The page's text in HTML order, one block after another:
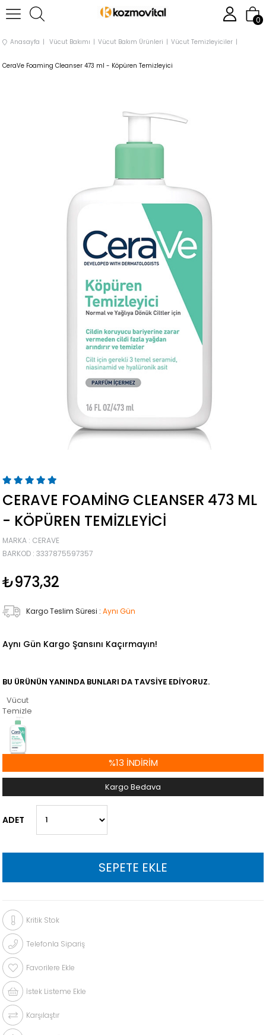
0
Anasayfa Vücut Bakımı Vücut Bakım Ürünleri Vücut Temizleyiciler
CeraVe Foaming Cleanser 473 ml - Köpüren Temizleyici
CERAVE FOAMING CLEANSER 473 ML
- KÖPÜREN TEMIZLEYICI
MARKA : CERAVE
BARKOD : 3337875597357
₺973,32
Kargo Teslim Süresi : Aynı Gün
Aynı Gün Kargo Şansını Kaçırmayın!
BU ÜRÜNÜN YANINDA BUNLARI DA TAVSIYE EDIYORUZ.
Vücut
Temizleyiciler
%13 İNDIRIM
Kargo Bedava
ADET
Kritik Stok
Telefonla Sipariş
Favorilere Ekle
İstek Listeme Ekle
Karşılaştır